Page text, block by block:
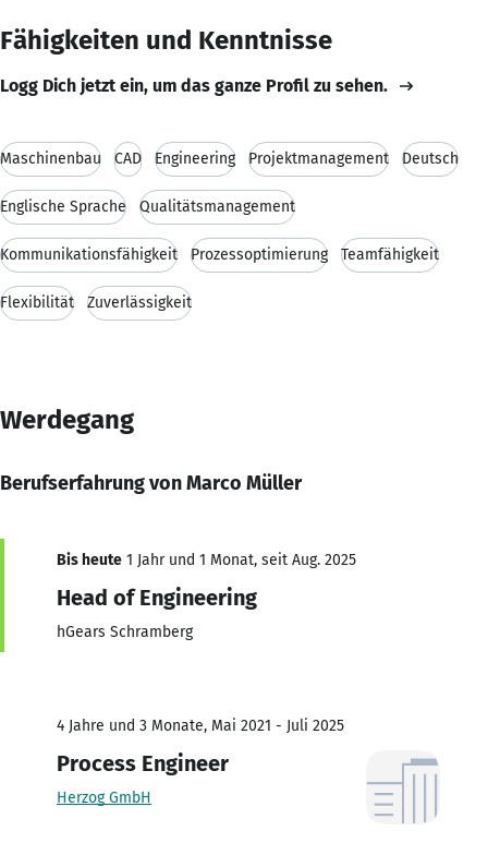
Fähigkeiten und Kenntnisse
Logg Dich jetzt ein, um das ganze Profil zu sehen.
Maschinenbau CAD Engineering Projektmanagement Deutsch
Englische Sprache Qualitätsmanagement
Kommunikationsfähigkeit Prozessoptimierung Teamfähigkeit
Flexibilität Zuverlässigkeit
Werdegang
Berufserfahrung von Marco Müller
Bis heute 1 Jahr und 1 Monat, seit Aug. 2025
Head of Engineering
hGears Schramberg
4 Jahre und 3 Monate, Mai 2021 - Juli 2025
Process Engineer
Herzog GmbH